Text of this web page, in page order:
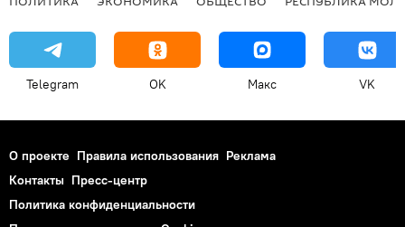
Telegram OK Макс VK
О проекте Правила использования Реклама
Контакты Пресс-центр
Политика конфиденциальности